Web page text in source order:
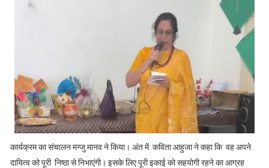
कार्यक्रम का संचालन मन्जु मानव ने किया। अंत में कविता आहुजा ने कहा कि वह अपने
दायित्व को पूरी निष्ठा से निभाएंगी। इसके लिए पूरी इकाई को सहयोगी रहने का आग्रह